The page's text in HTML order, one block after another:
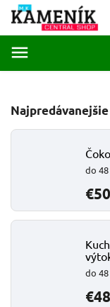
Najpredávanejšie
do
€50
do
€48